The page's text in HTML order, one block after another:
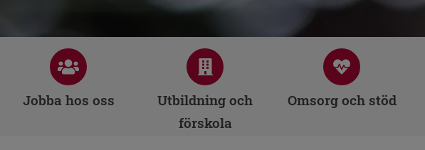
Jobba hos oss
Utbildning och
förskola
Omsorg och stöd